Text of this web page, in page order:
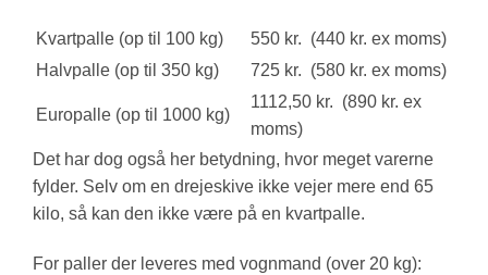
Kvartpalle (op til 100 kg)
550 kr. (440 kr. ex moms)
Halvpalle (op til 350 kg)
725 kr. (580 kr. ex moms)
Europalle (op til 1000 kg)
1112,50 kr. (890 kr. ex
moms)
Det har dog også her betydning, hvor meget varerne
fylder. Selv om en drejeskive ikke vejer mere end 65
kilo, så kan den ikke være på en kvartpalle.
For paller der leveres med vognmand (over 20 kg):